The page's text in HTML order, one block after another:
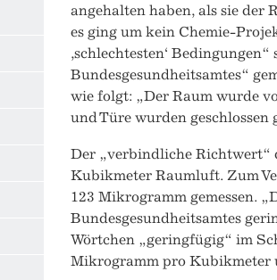
angehalten haben, als sie
es ging um kein Chemie-
,schlechtesten‘
Bundesgesundheitsamtes“
wie folgt: „Der Raum wurde
und Türe wurden geschlossen
Der „verbindliche Richtwert“
Kubikmeter Raumluft. Zum
123 Mikrogramm gemessen.
Bundesgesundheitsamtes
Wörtchen „geringfügig“ im
Mikrogramm pro Kubikmeter